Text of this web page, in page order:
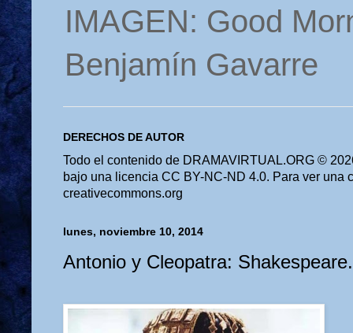
IMAGEN: Good
Benjamín Gavarre
DERECHOS DE AUTOR
Todo el contenido de DRAMAVIRTUAL.ORG ©
bajo una licencia CC BY-NC-ND 4.0. Para ver una
creativecommons.org
lunes, noviembre 10, 2014
Antonio y Cleopatra: Shakespeare.